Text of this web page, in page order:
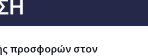
προσφορών στον